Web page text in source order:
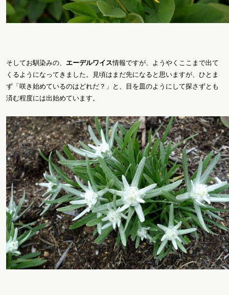
そしてお馴染みの、 エーデルワイス情報ですが、ようやくここまで出て
くるようになってきました。見頃はまだ先になると思いますが、ひとま
ず「咲き始めているのはどれだ？」と、目を皿のようにして探さずとも
済む程度には出始めています。